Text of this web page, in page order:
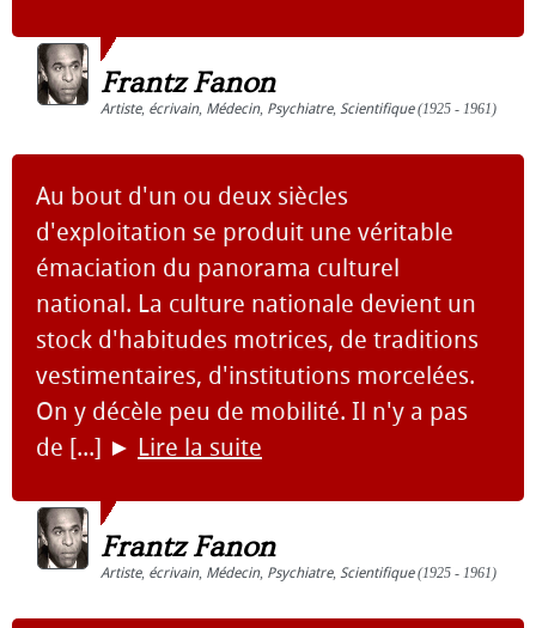
Frantz Fanon
Artiste, écrivain, Médecin, Psychiatre, Scientifique(1925 - 1961)
Au bout d'un ou deux siècles
d'exploitation se produit une véritable
émaciation du panorama culturel
national. La culture nationale devient un
stock d'habitudes motrices, de traditions
vestimentaires, d'institutions morcelées.
On y décèle peu de mobilité. Il n'y a pas
de [...] ► Lire la suite
Frantz Fanon
Artiste, écrivain, Médecin, Psychiatre, Scientifique(1925 - 1961)